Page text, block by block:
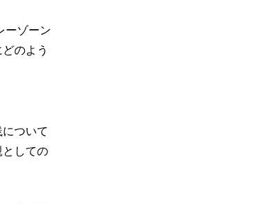
ーゾーン
のよう
ついて
としての